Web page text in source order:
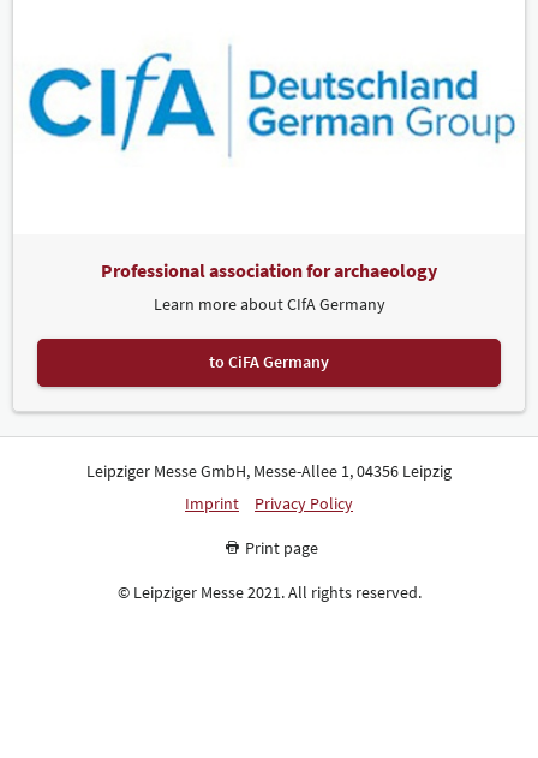
Professional association for archaeology
Learn more about CIfA Germany
to CiFA Germany
Leipziger Messe GmbH, Messe-Allee 1, 04356 Leipzig
Imprint
Privacy Policy
Print page
© Leipziger Messe 2021. All rights reserved.